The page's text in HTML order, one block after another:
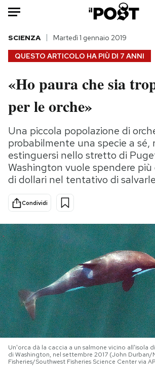
Auto
HOME
Italia
Politica
Tecnologia
Internet
Scienza
Cultura
Sport
Moda
Storie/
Ok
Media
Europa
PODCAST
NEWSLETTER
I MIEI PREFERITI
SHOP
QUESTO ARTICOLO HA PIÙ DI 7 ANNI
SCIENZA Martedì 1 gennaio 2019
«Ho paura che sia
per le orche»
Una piccola popolazione di
probabilmente una specie a sé,
estinguersi nello stretto di
Washington vuole spendere
di dollari nel tentativo di salvarle
Condividi
Un'orca dà la caccia a un salmone vicino all'isola
di Washington, nel settembre 2017 (John Durban/
Fisheries/Southwest Fisheries Science Center via